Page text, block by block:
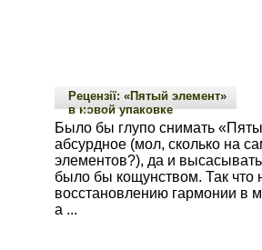
Рецензії: «Пятый элемент»
в новой упаковке
Было бы глупо снимать
абсурдное (мол, сколько на
элементов?), да и
было бы кощунством. Так что
восстановлению гармонии в
а ...